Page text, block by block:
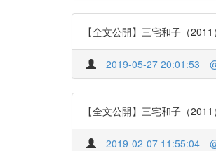
【全文公開】三宅和子（
2019-05-27 20:01:53
【全文公開】三宅和子（
2019-02-07 11:55:04